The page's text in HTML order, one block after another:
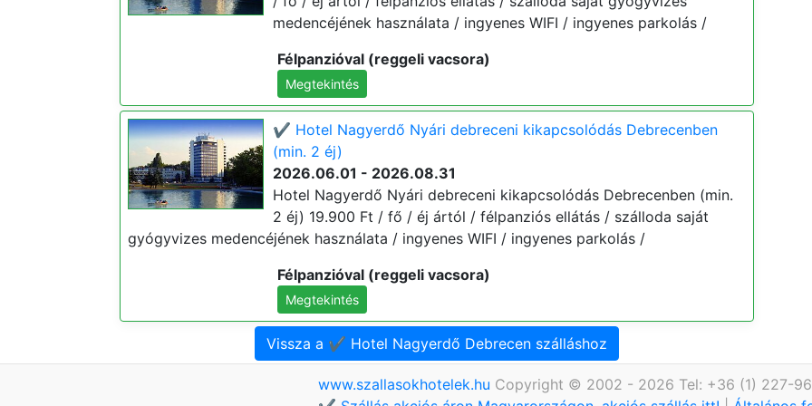
medencéjének használata / ingyenes WIFI / ingyenes parkolás /
Félpanzióval (reggeli vacsora)
Megtekintés
✔️ Hotel Nagyerdő Nyári debreceni kikapcsolódás Debrecenben
(min. 2 éj)
2026.06.01 - 2026.08.31
Hotel Nagyerdő Nyári debreceni kikapcsolódás Debrecenben (min.
2 éj) 19.900 Ft / fő / éj ártól / félpanziós ellátás / szálloda saját
gyógyvizes medencéjének használata / ingyenes WIFI / ingyenes parkolás /
Félpanzióval (reggeli vacsora)
Megtekintés
Vissza a ✔️ Hotel Nagyerdő Debrecen szálláshoz
www.szallasokhotelek.hu Copyright © 2002 - 2026 Tel: +36 (1) 227-